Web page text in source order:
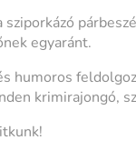
egyaránt.
humoros
krimirajongó,